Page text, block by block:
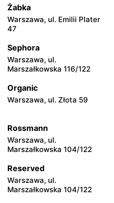
Warszawa, ul. Żurawia 18
Żabka
104
Żabka
Żabka
Żabka
Żabka
Żabka
Warszawa, ul. Emilii Plater
47
Sephora
Warszawa, ul.
Marszałkowska 116/122
Organic
Warszawa, ul. Złota 59
Rossmann
Warszawa, ul.
Marszałkowska 104/122
Reserved
Warszawa, ul.
Marszałkowska 104/122